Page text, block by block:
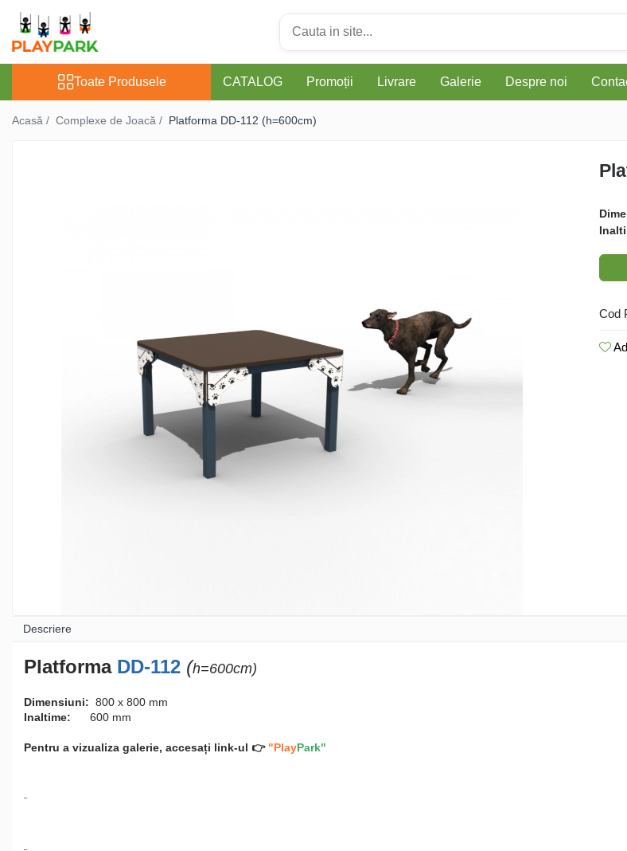
Toate Produsele
Complexe de Joacă
Complexe de joacă Interior
Aparate fitness exterior
Pentru terenuri sportive
Pentru săli de sport
Echipamente de Joacă
Toate Produsele CATALOG Promoții Livrare Galerie Despre noi
Acasă / Complexe de Joacă / Platforma DD-112 (h=600cm)
Cod
Descriere
PlatformaDD-112 (h=600сm)
Dimensiuni: 800 х 800 mm
Inaltime:
600 mm
Pentru a vizualiza galerie, accesați link-ul 👉 "PlayPark"